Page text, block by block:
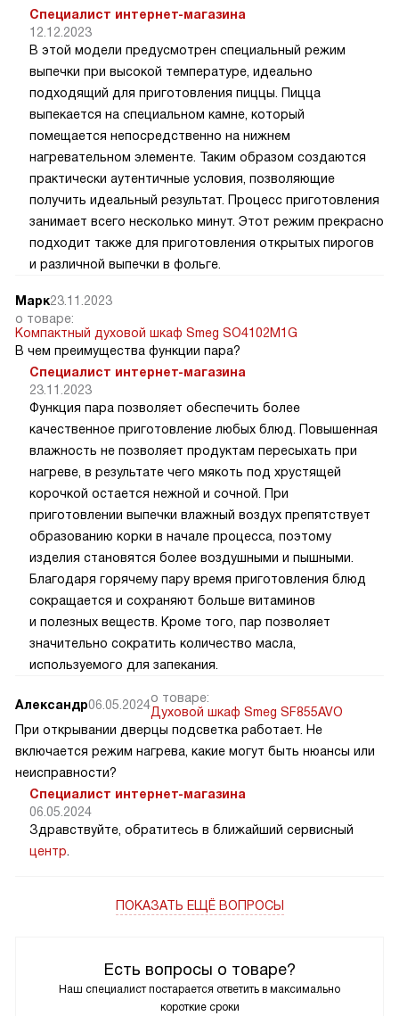
Есть вопросы о товаре?
Наш специалист постарается ответить в максимально
короткие сроки
Специалист интернет-магазина
12.12.2023
В этой модели предусмотрен специальный режим
выпечки при высокой температуре, идеально
подходящий для приготовления пиццы. Пицца
выпекается на специальном камне, который
помещается непосредственно на нижнем
нагревательном элементе. Таким образом создаются
практически аутентичные условия, позволяющие
получить идеальный результат. Процесс приготовления
занимает всего несколько минут. Этот режим прекрасно
подходит также для приготовления открытых пирогов
и различной выпечки в фольге.
Марк23.11.2023
о товаре:
Компактный духовой шкаф Smeg SO4102M1G
В чем преимущества функции пара?
Специалист интернет-магазина
23.11.2023
Функция пара позволяет обеспечить более
качественное приготовление любых блюд. Повышенная
влажность не позволяет продуктам пересыхать при
нагреве, в результате чего мякоть под хрустящей
корочкой остается нежной и сочной. При
приготовлении выпечки влажный воздух препятствует
образованию корки в начале процесса, поэтому
изделия становятся более воздушными и пышными.
Благодаря горячему пару время приготовления блюд
сокращается и сохраняют больше витаминов
и полезных веществ. Кроме того, пар позволяет
значительно сократить количество масла,
используемого для запекания.
Александр06.05.2024о товаре:
Духовой шкаф Smeg SF855AVO
При открывании дверцы подсветка работает. Не
включается режим нагрева, какие могут быть нюансы или
неисправности?
Специалист интернет-магазина
06.05.2024
Здравствуйте, обратитесь в ближайший сервисный
центр
ПОКАЗАТЬ ЕЩЁ ВОПРОСЫ